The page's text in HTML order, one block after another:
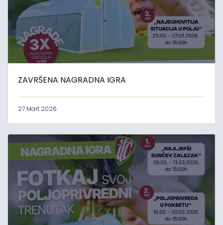
ZAVRŠENA NAGRADNA IGRA
27 Mart 2026